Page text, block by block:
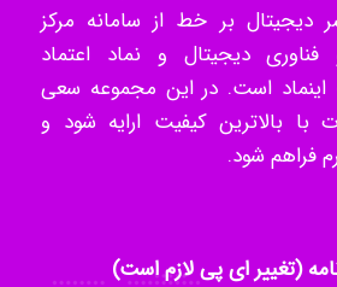
akhtar shahsavandi
kimiya zirakpoor
دیجیتال بر خط از سامانه مرکز
دیجیتال و نماد اعتماد
اینماد است. در این مجموعه سعی
بالاترین کیفیت ارایه شود و
فراهم شود.
(تغییر ای پی لازم است)